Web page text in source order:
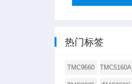
热门标签
TMC9660 TMC5160A